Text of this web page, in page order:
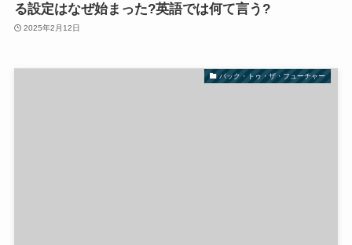
る設定はなぜ始まった?英語では何て言う?
2025年2月12日
バック・トゥ・ザ・フューチャー